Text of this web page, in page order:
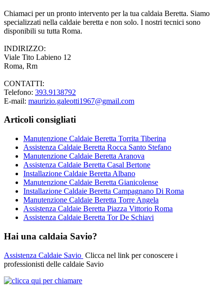
Chiamaci per un pronto intervento per la tua caldaia Beretta. Siamo
specializzati nella caldaie beretta e non solo. I nostri tecnici sono
disponibili su tutta Roma.
INDIRIZZO:
Viale Tito Labieno 12
Roma, Rm
CONTATTI:
Telefono: 393.9138792
E-mail: maurizio.galeotti1967@gmail.com
Articoli consigliati
Manutenzione Caldaie Beretta Torrita Tiberina
Assistenza Caldaie Beretta Rocca Santo Stefano
Manutenzione Caldaie Beretta Aranova
Assistenza Caldaie Beretta Casal Bertone
Installazione Caldaie Beretta Albano
Manutenzione Caldaie Beretta Gianicolense
Installazione Caldaie Beretta Campagnano Di Roma
Manutenzione Caldaie Beretta Torre Angela
Assistenza Caldaie Beretta Piazza Vittorio Roma
Assistenza Caldaie Beretta Tor De Schiavi
Hai una caldaia Savio?
Assistenza Caldaie Savio Clicca nel link per conoscere i
professionisti delle caldaie Savio